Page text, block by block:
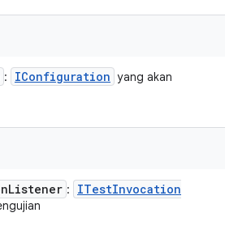
: IConfiguration yang akan
Listener : ITestInvocation